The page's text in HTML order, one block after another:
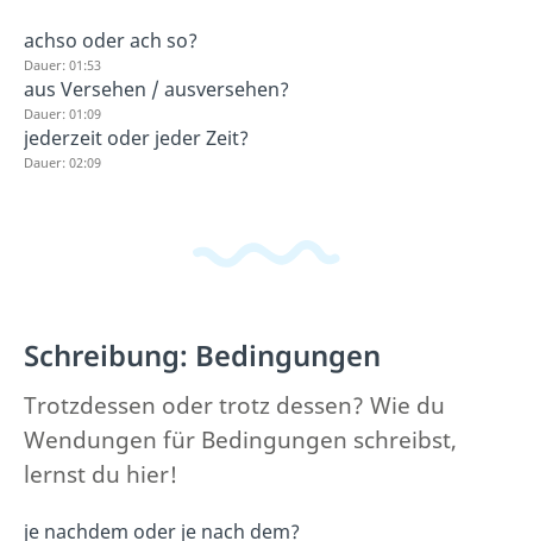
achso oder ach so?
Dauer: 01:53
aus Versehen / ausversehen?
Dauer: 01:09
jederzeit oder jeder Zeit?
Dauer: 02:09
Schreibung: Bedingungen
Trotzdessen oder trotz dessen? Wie du
Wendungen für Bedingungen schreibst,
lernst du hier!
je nachdem oder je nach dem?